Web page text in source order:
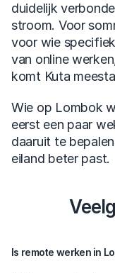
duidelijk
stroom. Voor
voor wie
van online
komt Kuta
Wie op Lombok
eerst een paar
daaruit te
eiland beter past.
Is remote werken in